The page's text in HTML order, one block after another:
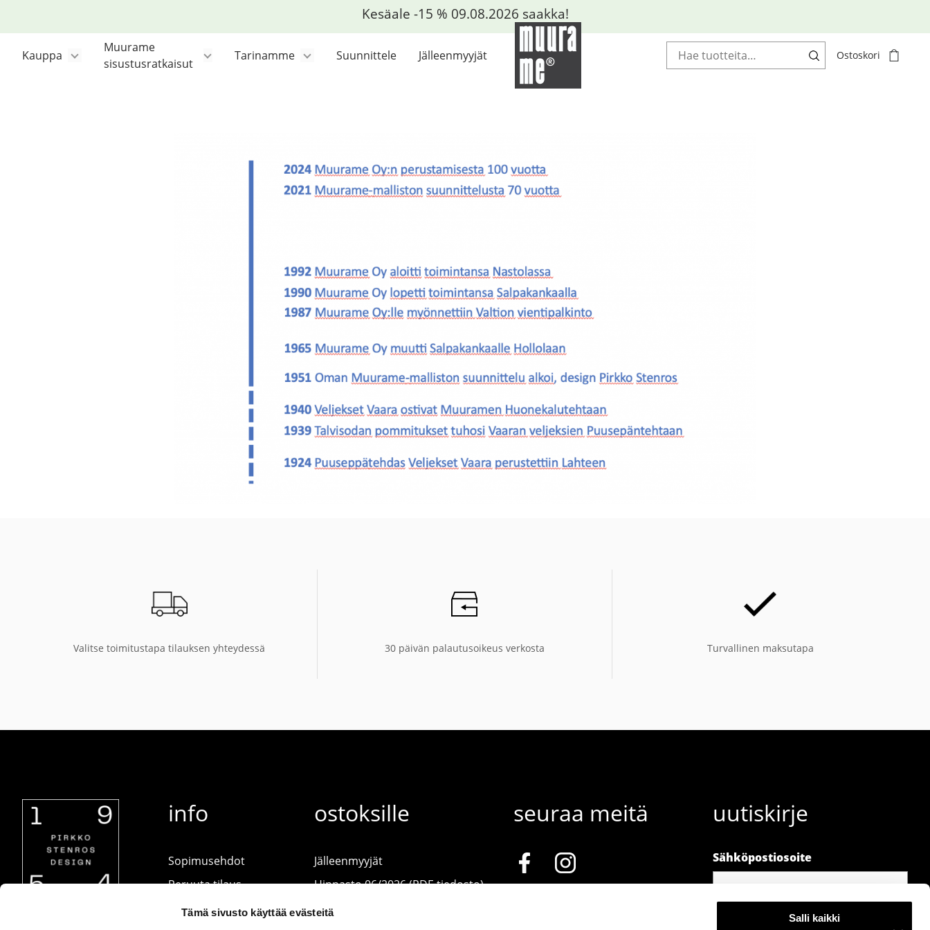
Tämä sivusto käyttää evästeitä
Salli kaikki
Kauppa
Muurame
sisustusratkaisut
Tarinamme Suunnittele Jälleenmyyjät Haku: Ostoskori
Valitse toimitustapa tilauksen yhteydessä 30 päivän palautusoikeus verkosta Turvallinen maksutapa
info
Sopimusehdot
Peruuta tilaus
Ota yhteyttä
ostoksille
Jälleenmyyjät
Hinnasto 06/2026 (PDF-tiedosto)
seuraa meitä uutiskirje
Sähköpostiosoite
Kesäale -15 % 09.08.2026 saakka!